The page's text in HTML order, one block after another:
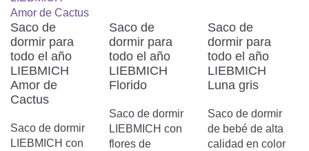
El poliéster es una fibra
especialmente resistente y elástica,
lo que la hace especialmente
adecuada para fundas de colchón y
aumenta su valor.
Saco de
dormir para
todo el año
LIEBMICH
Amor de
Cactus
Saco de dormir
LIEBMICH con
Saco de
dormir para
todo el año
LIEBMICH
Florido
Saco de dormir
LIEBMICH con
flores de
Saco de
dormir para
todo el año
LIEBMICH
Luna gris
Saco de dormir
de bebé de alta
calidad en color